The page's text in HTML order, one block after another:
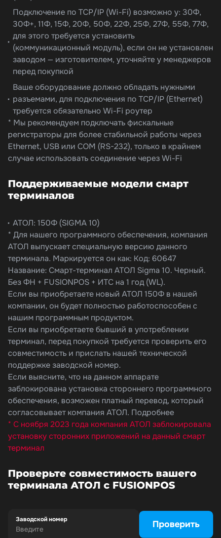
Подключение по TCP/IP (Wi-Fi) возможно у: 30Ф,
30Ф+, 11Ф, 15Ф, 20Ф, 50Ф, 22Ф, 25Ф, 27Ф, 55Ф, 77Ф,
для этого требуется установить
(коммуникационный модуль), если он не установлен
заводом — изготовителем, уточняйте у менеджеров
перед покупкой
Ваше оборудование должно обладать нужными
разъемами, для подключения по TCP/IP (Ethernet)
требуется обязательно Wi-Fi роутер
* Мы рекомендуем подключать фискальные
регистраторы для более стабильной работы через
Ethernet, USB или COM (RS-232), только в крайнем
случае использовать соединение через Wi-Fi
Поддерживаемые модели смарт
терминалов
АТОЛ: 150Ф (SIGMA 10)
* Для нашего программного обеспечения, компания
АТОЛ выпускает специальную версию данного
терминала. Маркируется он как: Код: 60647
Название: Смарт-терминал АТОЛ Sigma 10. Черный.
Без ФН + FUSIONPOS + ИТС на 1 год (WL).
Если вы приобретаете новый АТОЛ 150Ф в нашей
компании, он будет полностью работоспособен с
нашим программным продуктом.
Если вы приобретаете бывший в употреблении
терминал, перед покупкой требуется проверить его
совместимость и прислать нашей технической
поддержке заводской номер.
Если выясните, что на данном аппарате
заблокирована установка стороннего программного
обеспечения, возможен платный перевод, который
согласовывает компания АТОЛ. Подробнее
* С ноября 2023 года компания АТОЛ заблокировала
установку сторонних приложений на данный смарт
терминал
Проверьте совместимость вашего
терминала АТОЛ с FUSIONPOS
Заводской номер Проверить